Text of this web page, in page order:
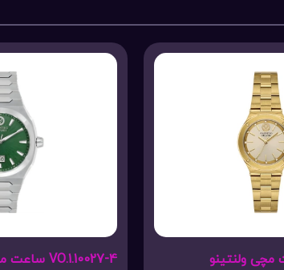
VO.1.10023-4 ساعت مچی ولنتینو